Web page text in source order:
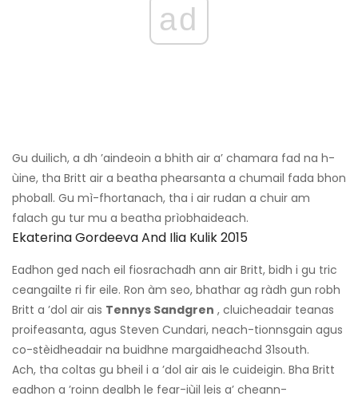
ad
Gu duilich, a dh ’aindeoin a bhith air a’ chamara fad na h-
ùine, tha Britt air a beatha phearsanta a chumail fada bhon
phoball. Gu mì-fhortanach, tha i air rudan a chuir am
falach gu tur mu a beatha prìobhaideach.
Ekaterina Gordeeva And Ilia Kulik 2015
Eadhon ged nach eil fiosrachadh ann air Britt, bidh i gu tric
ceangailte ri fir eile. Ron àm seo, bhathar ag ràdh gun robh
Britt a ’dol air ais Tennys Sandgren , cluicheadair teanas
proifeasanta, agus Steven Cundari, neach-tionnsgain agus
co-stèidheadair na buidhne margaidheachd 31south.
Ach, tha coltas gu bheil i a ’dol air ais le cuideigin. Bha Britt
eadhon a ’roinn dealbh le fear-iùil leis a’ cheann-